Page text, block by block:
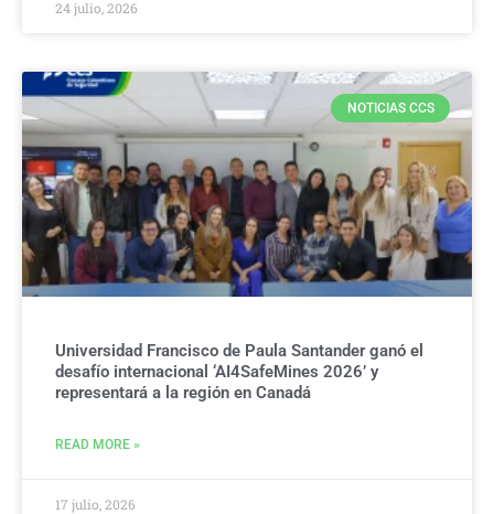
24 julio, 2026
NOTICIAS CCS
Universidad Francisco de Paula Santander ganó el
desafío internacional ‘AI4SafeMines 2026’ y
representará a la región en Canadá
READ MORE »
17 julio, 2026